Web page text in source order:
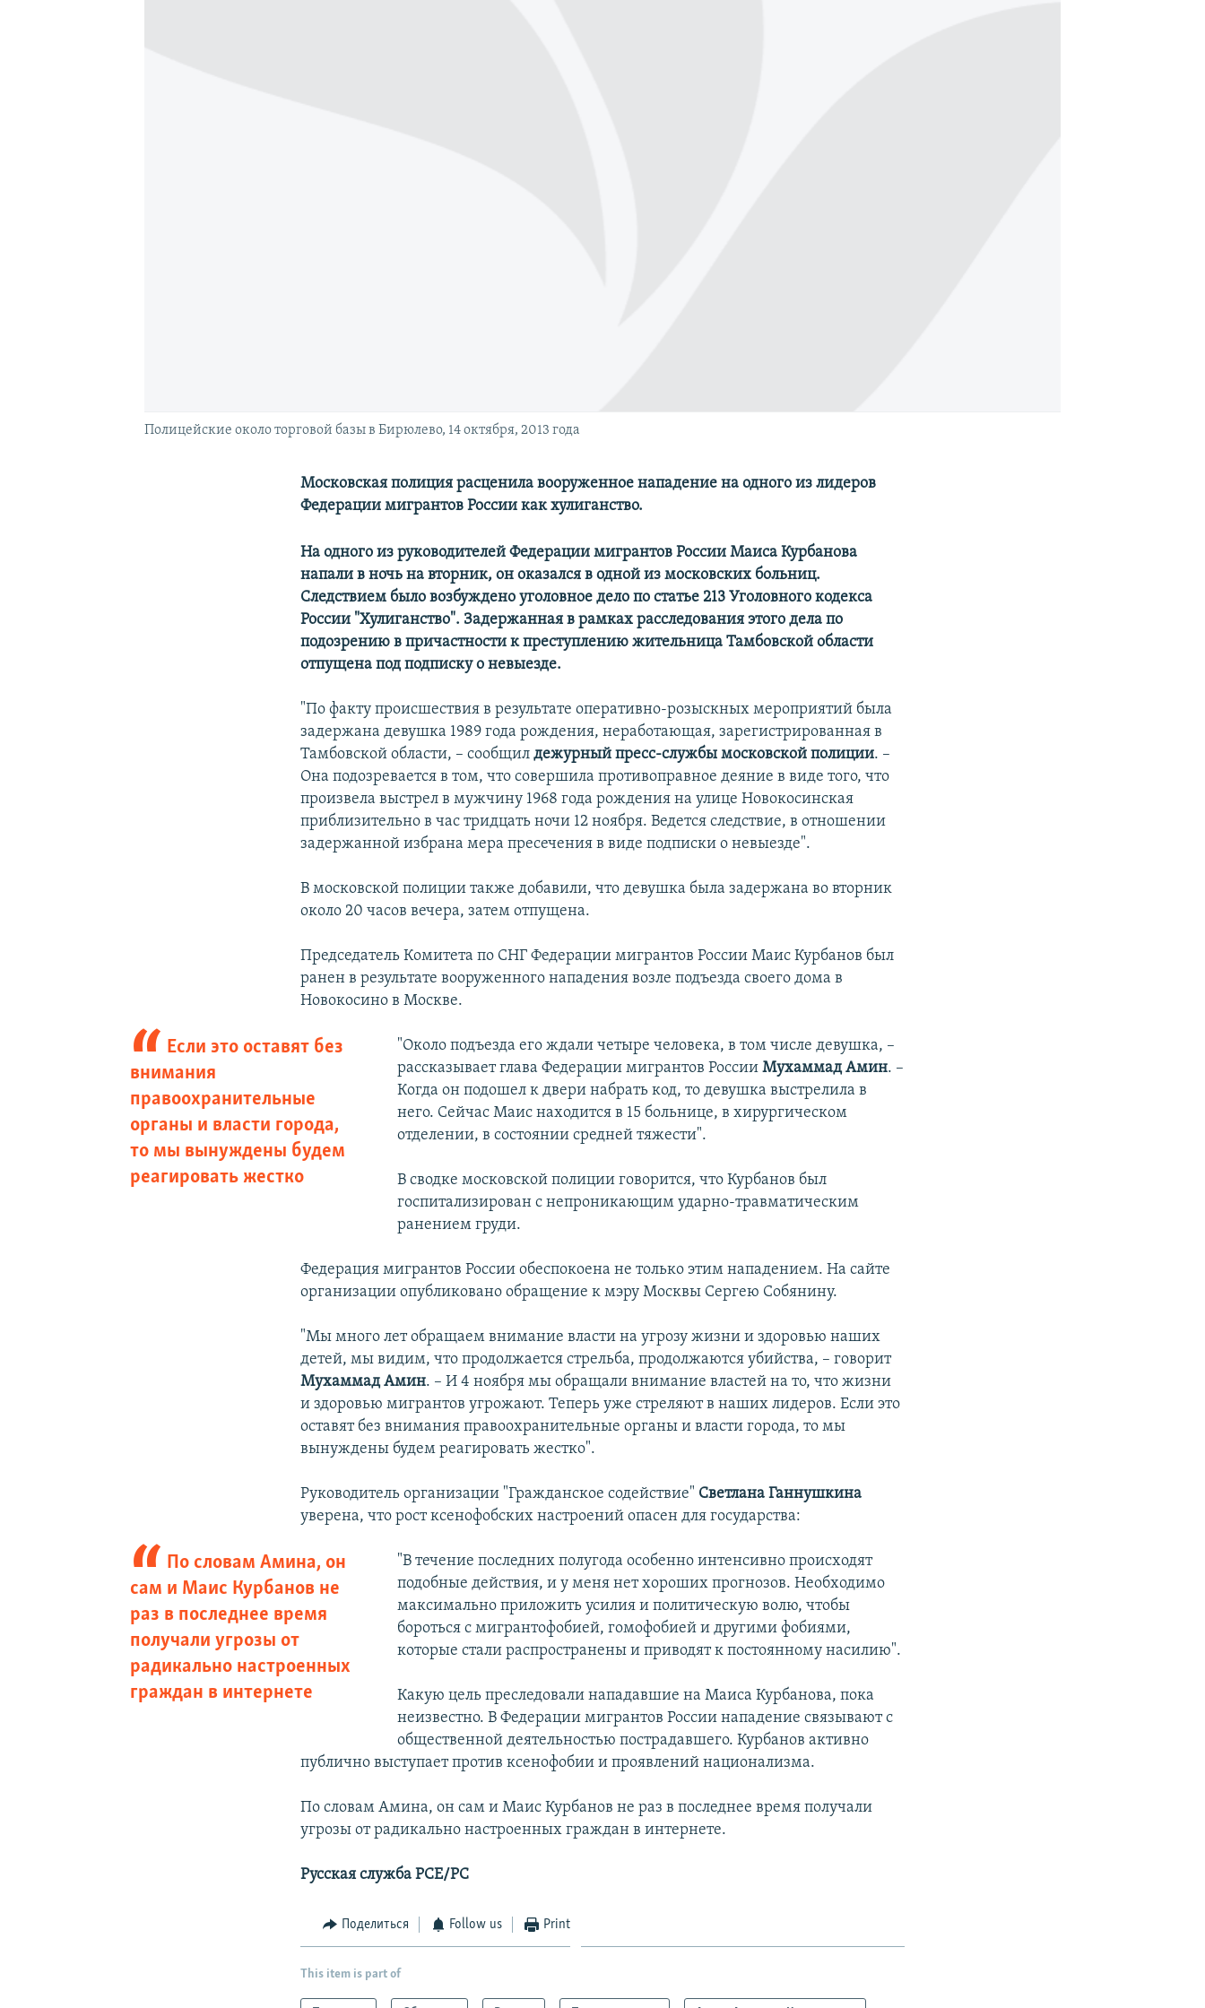
Полицейские около торговой базы в Бирюлево, 14 октября, 2013 года
Московская полиция расценила вооруженное нападение на одного из лидеров
Федерации мигрантов России как хулиганство.
На одного из руководителей Федерации мигрантов России Маиса Курбанова
напали в ночь на вторник, он оказался в одной из московских больниц.
Следствием было возбуждено уголовное дело по статье 213 Уголовного кодекса
России "Хулиганство". Задержанная в рамках расследования этого дела по
подозрению в причастности к преступлению жительница Тамбовской области
отпущена под подписку о невыезде.
"По факту происшествия в результате оперативно-розыскных мероприятий была
задержана девушка 1989 года рождения, неработающая, зарегистрированная в
Тамбовской области, – сообщилдежурный пресс-службы московской полиции. –
Она подозревается в том, что совершила противоправное деяние в виде того, что
произвела выстрел в мужчину 1968 года рождения на улице Новокосинская
приблизительно в час тридцать ночи 12 ноября. Ведется следствие, в отношении
задержанной избрана мера пресечения в виде подписки о невыезде".
В московской полиции также добавили, что девушка была задержана во вторник
около 20 часов вечера, затем отпущена.
Председатель Комитета по СНГ Федерации мигрантов России Маис Курбанов был
ранен в результате вооруженного нападения возле подъезда своего дома в
Новокосино в Москве.
Если это оставят без
внимания
правоохранительные
органы и власти города,
то мы вынуждены будем
реагировать жестко
"Около подъезда его ждали четыре человека, в том числе девушка, –
рассказывает глава Федерации мигрантов России Мухаммад Амин. –
Когда он подошел к двери набрать код, то девушка выстрелила в
него. Сейчас Маис находится в 15 больнице, в хирургическом
отделении, в состоянии средней тяжести".
В сводке московской полиции говорится, что Курбанов был
госпитализирован с непроникающим ударно-травматическим
ранением груди.
Федерация мигрантов России обеспокоена не только этим нападением. На сайте
организации опубликовано обращение к мэру Москвы Сергею Собянину.
"Мы много лет обращаем внимание власти на угрозу жизни и здоровью наших
детей, мы видим, что продолжается стрельба, продолжаются убийства, – говорит
Мухаммад Амин. – И 4 ноября мы обращали внимание властей на то, что жизни
и здоровью мигрантов угрожают. Теперь уже стреляют в наших лидеров. Если это
оставят без внимания правоохранительные органы и власти города, то мы
вынуждены будем реагировать жестко".
Руководитель организации "Гражданское содействие" Светлана Ганнушкина
уверена, что рост ксенофобских настроений опасен для государства:
По словам Амина, он
сам и Маис Курбанов не
раз в последнее время
получали угрозы от
радикально настроенных
граждан в интернете
"В течение последних полугода особенно интенсивно происходят
подобные действия, и у меня нет хороших прогнозов. Необходимо
максимально приложить усилия и политическую волю, чтобы
бороться с мигрантофобией, гомофобией и другими фобиями,
которые стали распространены и приводят к постоянному насилию".
Какую цель преследовали нападавшие на Маиса Курбанова, пока
неизвестно. В Федерации мигрантов России нападение связывают с
общественной деятельностью пострадавшего. Курбанов активно
публично выступает против ксенофобии и проявлений национализма.
По словам Амина, он сам и Маис Курбанов не раз в последнее время получали
угрозы от радикально настроенных граждан в интернете.
Русская служба РСЕ/РС
Поделиться Follow us Print
This item is part of